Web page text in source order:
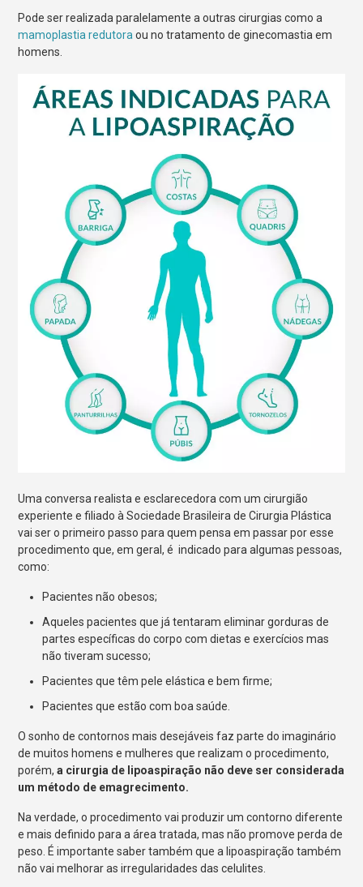
Pode ser realizada paralelamente a outras cirurgias como a
mamoplastia redutoraou no tratamento de ginecomastia em
homens.
Uma conversa realista e esclarecedora com um cirurgião
experiente e filiado à Sociedade Brasileira de Cirurgia Plástica
vai ser o primeiro passo para quem pensa em passar por esse
procedimento que, em geral, é indicado para algumas pessoas,
como:
Pacientes não obesos;
Aqueles pacientes que já tentaram eliminar gorduras de
partes específicas do corpo com dietas e exercícios mas
não tiveram sucesso;
Pacientes que têm pele elástica e bem firme;
Pacientes que estão com boa saúde.
O sonho de contornos mais desejáveis faz parte do imaginário
de muitos homens e mulheres que realizam o procedimento,
porém,a cirurgia de lipoaspiração não deve ser considerada
um método de emagrecimento.
Na verdade, o procedimento vai produzir um contorno diferente
e mais definido para a área tratada, mas não promove perda de
peso. É importante saber também que a lipoaspiração também
não vai melhorar as irregularidades das celulites.